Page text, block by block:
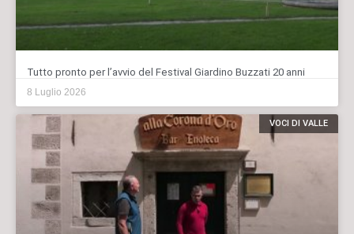
Tutto pronto per l’avvio del Festival Giardino Buzzati 20 anni
8 Luglio 2026
VOCI DI VALLE